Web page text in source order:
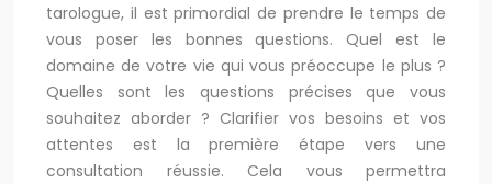
tarologue, il est primordial de prendre le temps de
vous poser les bonnes questions. Quel est le
domaine de votre vie qui vous préoccupe le plus ?
Quelles sont les questions précises que vous
souhaitez aborder ? Clarifier vos besoins et vos
attentes est la première étape vers une
consultation réussie. Cela vous permettra